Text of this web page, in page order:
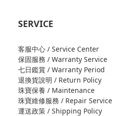
SERVICE
客服中心 / Service Center
保固服務 / Warranty Service
七日鑑賞 / Warranty Period
退換貨說明 / Return Policy
珠寶保養 / Maintenance
珠寶維修服務 / Repair Service
運送政策 / Shipping Policy